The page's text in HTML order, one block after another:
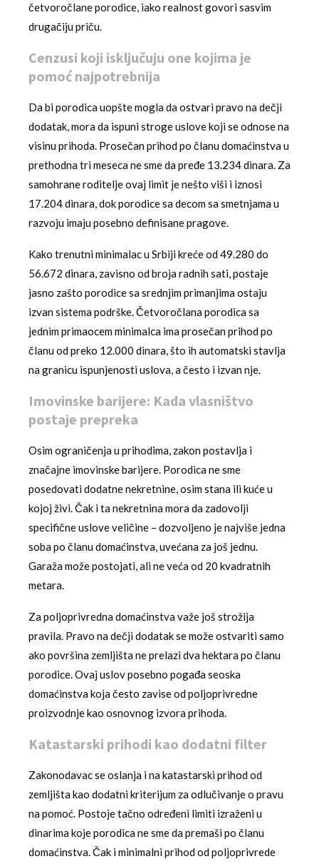
četvoročlane porodice, iako realnost govori sasvim
drugačiju priču.
Cenzusi koji isključuju one kojima je
pomoć najpotrebnija
Da bi porodica uopšte mogla da ostvari pravo na dečji
dodatak, mora da ispuni stroge uslove koji se odnose na
visinu prihoda. Prosečan prihod po članu domaćinstva u
prethodna tri meseca ne sme da pređe 13.234 dinara. Za
samohrane roditelje ovaj limit je nešto viši i iznosi
17.204 dinara, dok porodice sa decom sa smetnjama u
razvoju imaju posebno definisane pragove.
Kako trenutni minimalac u Srbiji kreće od 49.280 do
56.672 dinara, zavisno od broja radnih sati, postaje
jasno zašto porodice sa srednjim primanjima ostaju
izvan sistema podrške. Četvoročlana porodica sa
jednim primaocem minimalca ima prosečan prihod po
članu od preko 12.000 dinara, što ih automatski stavlja
na granicu ispunjenosti uslova, a često i izvan nje.
Imovinske barijere: Kada vlasništvo
postaje prepreka
Osim ograničenja u prihodima, zakon postavlja i
značajne imovinske barijere. Porodica ne sme
posedovati dodatne nekretnine, osim stana ili kuće u
kojoj živi. Čak i ta nekretnina mora da zadovolji
specifične uslove veličine – dozvoljeno je najviše jedna
soba po članu domaćinstva, uvećana za još jednu.
Garaža može postojati, ali ne veća od 20 kvadratnih
metara.
Za poljoprivredna domaćinstva važe još strožija
pravila. Pravo na dečji dodatak se može ostvariti samo
ako površina zemljišta ne prelazi dva hektara po članu
porodice. Ovaj uslov posebno pogađa seoska
domaćinstva koja često zavise od poljoprivredne
proizvodnje kao osnovnog izvora prihoda.
Katastarski prihodi kao dodatni filter
Zakonodavac se oslanja i na katastarski prihod od
zemljišta kao dodatni kriterijum za odlučivanje o pravu
na pomoć. Postoje tačno određeni limiti izraženi u
dinarima koje porodica ne sme da premaši po članu
domaćinstva. Čak i minimalni prihod od poljoprivrede